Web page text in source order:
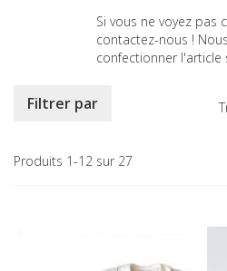
Si vous ne voyez pas
contactez-nous !
confectionner l'article
Produits 1-12 sur 27
Filtrer par